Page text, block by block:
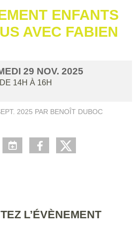
ENFANTS
AVEC FABIEN
29 NOV. 2025
DE 14H À 16H
2025 PAR BENOÎT DUBOC
L’ÉVÈNEMENT